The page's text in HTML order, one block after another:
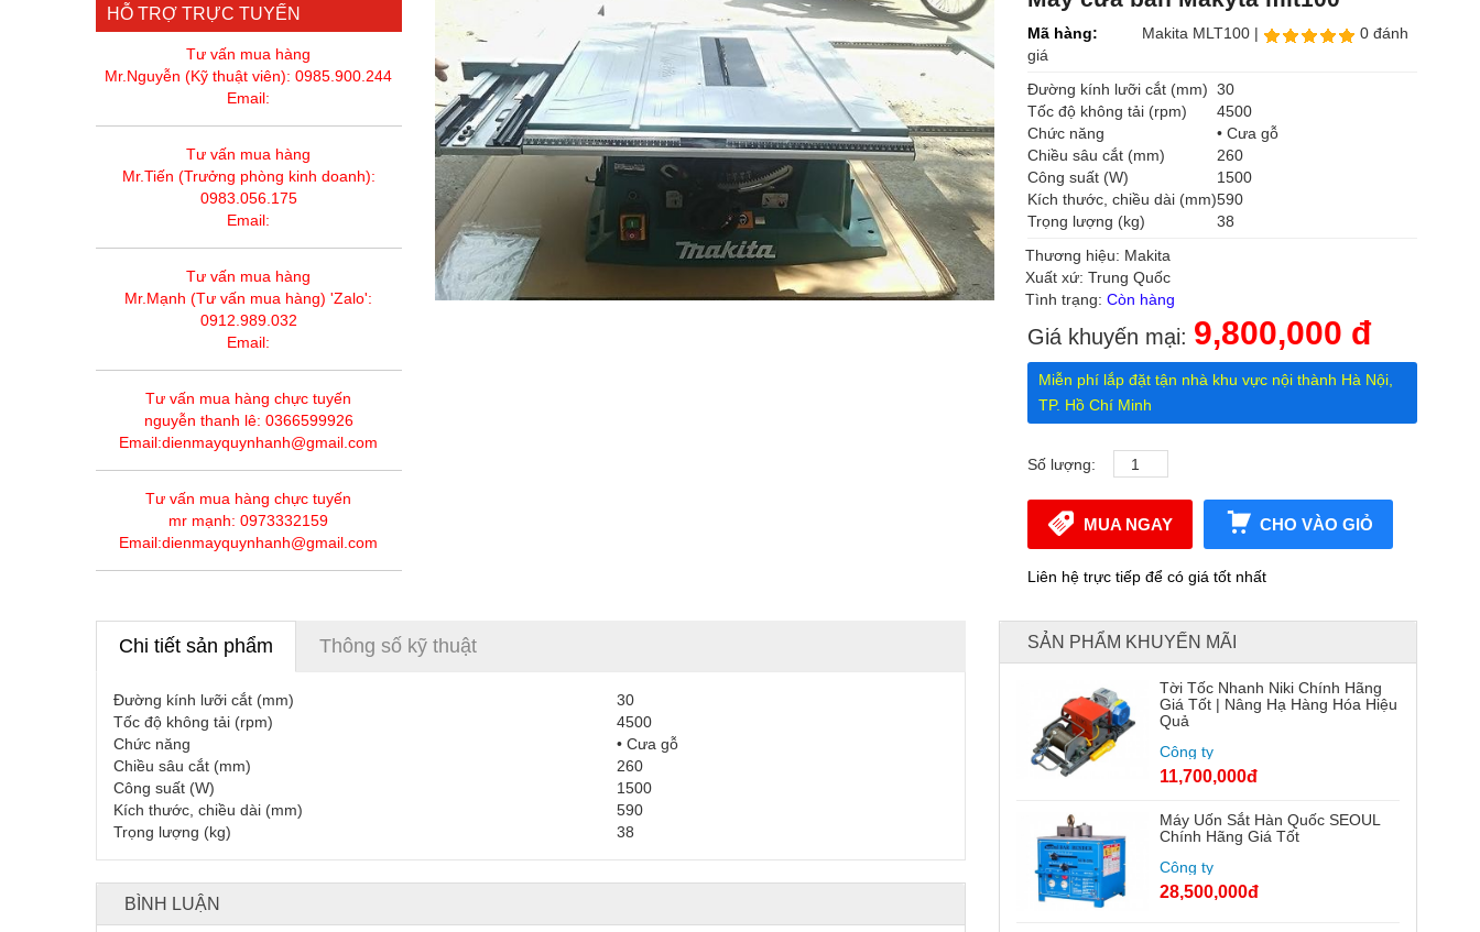
HỖ TRỢ TRỰC TUYẾN
Tư vấn mua hàng
Mr.Nguyễn (Kỹ thuật viên): 0985.900.244
Email:
Tư vấn mua hàng
Mr.Tiến (Trưởng phòng kinh doanh):
0983.056.175
Email:
Tư vấn mua hàng
Mr.Mạnh (Tư vấn mua hàng) 'Zalo':
0912.989.032
Email:
Tư vấn mua hàng chực tuyến
nguyễn thanh lê: 0366599926
Email:dienmayquynhanh@gmail.com
Tư vấn mua hàng chực tuyến
mr mạnh: 0973332159
Email:dienmayquynhanh@gmail.com
Mã hàng: Makita MLT100 |
0 đánh
giá
Đường kính lưỡi cắt (mm) 30
Tốc độ không tải (rpm)
4500
Chức năng
• Cưa gỗ
Chiều sâu cắt (mm)
260
Công suất (W)
1500
Kích thước, chiều dài (mm)590
Trọng lượng (kg)
38
Thương hiệu: Makita
Xuất xứ: Trung Quốc
Tình trạng: Còn hàng
Giá khuyến mại: 9,800,000 đ
Miễn phí lắp đặt tận nhà khu vực nội thành Hà Nội,
TP. Hồ Chí Minh
Số lượng:
MUA NGAY CHO VÀO GIỎ
Liên hệ trực tiếp để có giá tốt nhất
Chi tiết sản phẩm Thông số kỹ thuật
Đường kính lưỡi cắt (mm)
30
Tốc độ không tải (rpm)
4500
Chức năng
• Cưa gỗ
Chiều sâu cắt (mm)
260
Công suất (W)
1500
Kích thước, chiều dài (mm)
590
Trọng lượng (kg)
38
BÌNH LUẬN
SẢN PHẨM KHUYẾN MÃI
Tời Tốc Nhanh Niki Chính Hãng
Giá Tốt | Nâng Hạ Hàng Hóa Hiệu
Quả
Công ty
11,700,000đ
Máy Uốn Sắt Hàn Quốc SEOUL
Chính Hãng Giá Tốt
Công ty
28,500,000đ